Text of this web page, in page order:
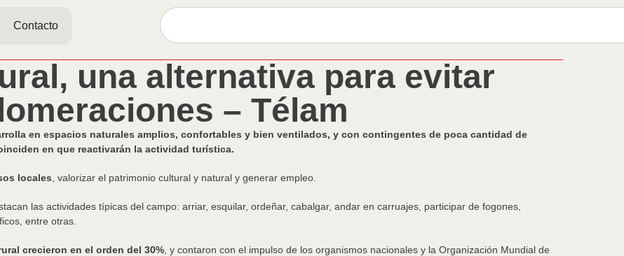
Contacto
una alternativa para evitar
– Télam
en espacios naturales amplios, confortables y bien ventilados, y con contingentes de poca cantidad de
en que reactivarán la actividad turística.
locales , valorizar el patrimonio cultural y natural y generar empleo.
las actividades típicas del campo: arriar, esquilar, ordeñar, cabalgar, andar en carruajes, participar de fogones,
entre otras.
crecieron en el orden del 30% , y contaron con el impulso de los organismos nacionales y la Organización Mundial de